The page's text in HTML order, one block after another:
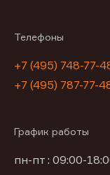
Телефоны
+7 (495) 748-77-
+7 (495) 787-77-
График работы
пн-пт : 09:00-